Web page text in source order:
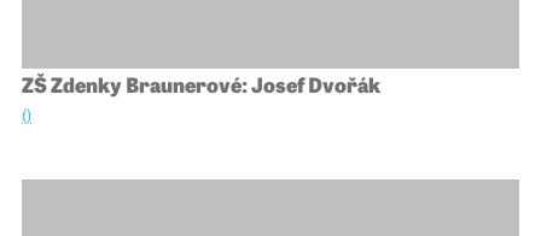
ZŠ Zdenky Braunerové: Josef Dvořák
()